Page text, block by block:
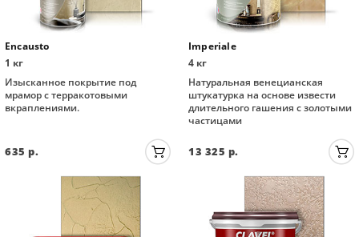
штукатурки для фасадов
колеры и добавки
трафареты для декора
Encausto
1 кг
Изысканное покрытие под
мрамор с терракотовыми
вкраплениями.
635 р.
Imperiale
4 кг
Натуральная венецианская
штукатурка на основе извести
длительного гашения с золотыми
частицами
13 325 р.